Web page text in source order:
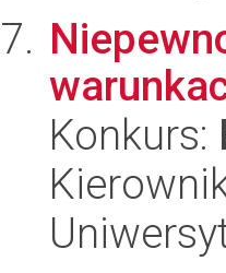
Konkurs: